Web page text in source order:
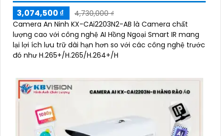
3,074,500 ₫
4,730,000 ₫
Camera An Ninh KX-CAi2203N2-AB là Camera chất
lượng cao với công nghệ AI Hồng Ngoại Smart IR mang
lại lợi ích lưu trữ dài hạn hơn so với các công nghệ trước
đó như H.265+/H.265/H.264+/H